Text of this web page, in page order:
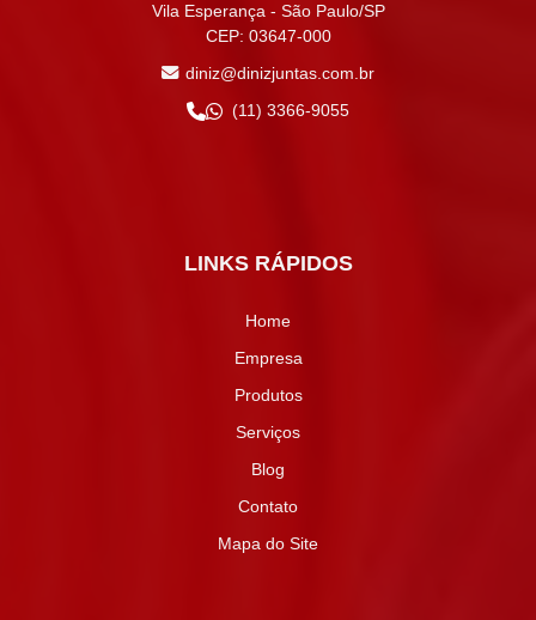
Vila Esperança - São Paulo/SP
CEP: 03647-000
diniz@dinizjuntas.com.br
(11) 3366-9055
LINKS RÁPIDOS
Home
Empresa
Produtos
Serviços
Blog
Contato
Mapa do Site